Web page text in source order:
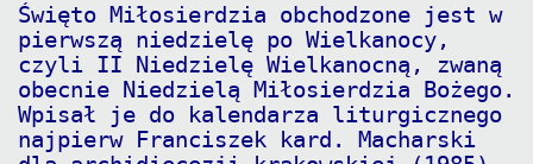
Święto Miłosierdzia obchodzone jest w
pierwszą niedzielę po Wielkanocy,
czyli II Niedzielę Wielkanocną, zwaną
obecnie Niedzielą Miłosierdzia Bożego.
Wpisał je do kalendarza liturgicznego
najpierw Franciszek kard. Macharski